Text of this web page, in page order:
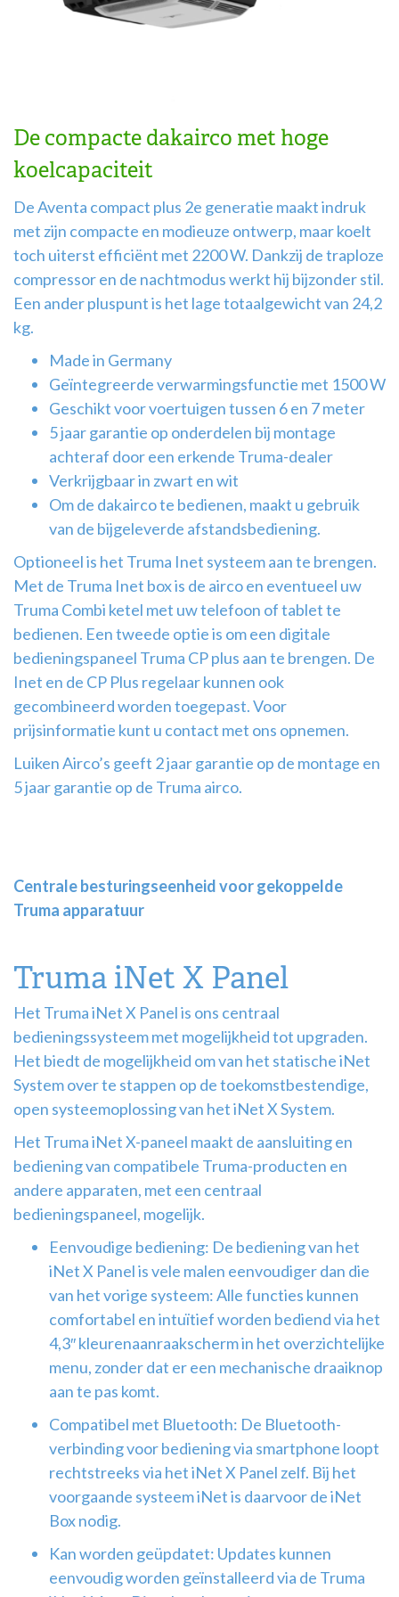
De compacte dakairco met hoge
koelcapaciteit
De Aventa compact plus 2e generatie maakt indruk
met zijn compacte en modieuze ontwerp, maar koelt
toch uiterst efficiënt met 2200 W. Dankzij de traploze
compressor en de nachtmodus werkt hij bijzonder stil.
Een ander pluspunt is het lage totaalgewicht van 24,2
kg.
Made in Germany
Geïntegreerde verwarmingsfunctie met 1500 W
Geschikt voor voertuigen tussen 6 en 7 meter
5 jaar garantie op onderdelen bij montage
achteraf door een erkende Truma-dealer
Verkrijgbaar in zwart en wit
Om de dakairco te bedienen, maakt u gebruik
van de bijgeleverde afstandsbediening.
Optioneel is het Truma Inet systeem aan te brengen.
Met de Truma Inet box is de airco en eventueel uw
Truma Combi ketel met uw telefoon of tablet te
bedienen. Een tweede optie is om een digitale
bedieningspaneel Truma CP plus aan te brengen. De
Inet en de CP Plus regelaar kunnen ook
gecombineerd worden toegepast. Voor
prijsinformatie kunt u contact met ons opnemen.
Luiken Airco’s geeft 2 jaar garantie op de montage en
5 jaar garantie op de Truma airco.
Centrale besturingseenheid voor gekoppelde
Truma apparatuur
Truma iNet X Panel
Het Truma iNet X Panel is ons centraal
bedieningssysteem met mogelijkheid tot upgraden.
Het biedt de mogelijkheid om van het statische iNet
System over te stappen op de toekomstbestendige,
open systeemoplossing van het iNet X System.
Het Truma iNet X-paneel maakt de aansluiting en
bediening van compatibele Truma-producten en
andere apparaten, met een centraal
bedieningspaneel, mogelijk.
Eenvoudige bediening: De bediening van het
iNet X Panel is vele malen eenvoudiger dan die
van het vorige systeem: Alle functies kunnen
comfortabel en intuïtief worden bediend via het
4,3″ kleurenaanraakscherm in het overzichtelijke
menu, zonder dat er een mechanische draaiknop
aan te pas komt.
Compatibel met Bluetooth: De Bluetooth-
verbinding voor bediening via smartphone loopt
rechtstreeks via het iNet X Panel zelf. Bij het
voorgaande systeem iNet is daarvoor de iNet
Box nodig.
Kan worden geüpdatet: Updates kunnen
eenvoudig worden geïnstalleerd via de Truma